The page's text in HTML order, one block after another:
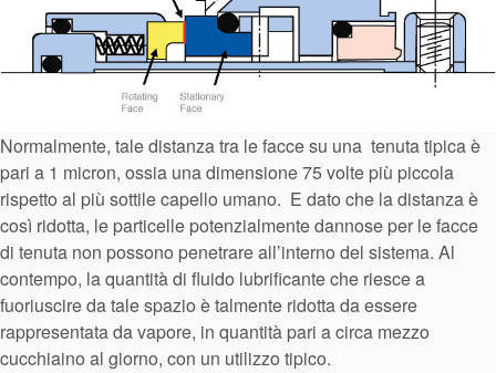
Normalmente, tale distanza tra le facce su una tenuta tipica è
pari a 1 micron, ossia una dimensione 75 volte più piccola
rispetto al più sottile capello umano. E dato che la distanza è
così ridotta, le particelle potenzialmente dannose per le facce
di tenuta non possono penetrare all’interno del sistema. Al
contempo, la quantità di fluido lubrificante che riesce a
fuoriuscire da tale spazio è talmente ridotta da essere
rappresentata da vapore, in quantità pari a circa mezzo
cucchiaino al giorno, con un utilizzo tipico.